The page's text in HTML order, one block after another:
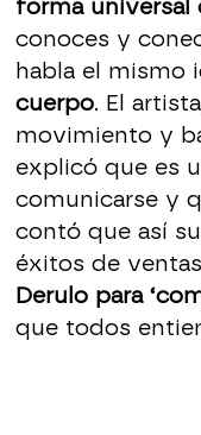
forma universal
conoces y
habla el mismo
cuerpo. El
movimiento y
explicó que es
comunicarse y
contó que así
éxitos de
Derulo para
que todos